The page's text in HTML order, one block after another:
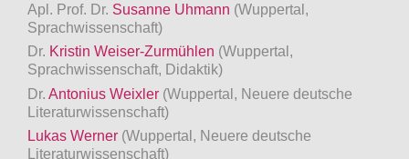
Apl. Prof. Dr. Susanne Uhmann (Wuppertal,
Sprachwissenschaft)
Dr. Kristin Weiser-Zurmühlen (Wuppertal,
Sprachwissenschaft, Didaktik)
Dr. Antonius Weixler (Wuppertal, Neuere deutsche
Literaturwissenschaft)
Lukas Werner (Wuppertal, Neuere deutsche
Literaturwissenschaft)